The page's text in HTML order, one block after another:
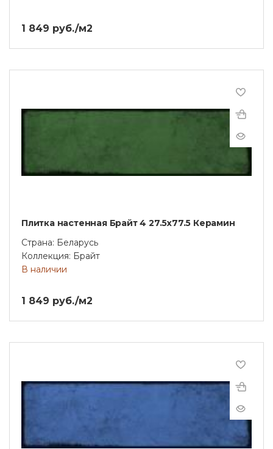
1 849 руб./м2
Плитка настенная Брайт 4 27.5x77.5 Керамин
Страна: Беларусь
Коллекция: Брайт
В наличии
1 849 руб./м2